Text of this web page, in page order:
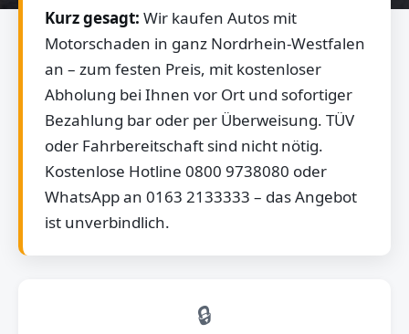
Kurz gesagt: Wir kaufen Autos mit
Motorschaden in ganz Nordrhein-Westfalen
an – zum festen Preis, mit kostenloser
Abholung bei Ihnen vor Ort und sofortiger
Bezahlung bar oder per Überweisung. TÜV
oder Fahrbereitschaft sind nicht nötig.
Kostenlose Hotline 0800 9738080 oder
WhatsApp an 0163 2133333 – das Angebot
ist unverbindlich.
🔒